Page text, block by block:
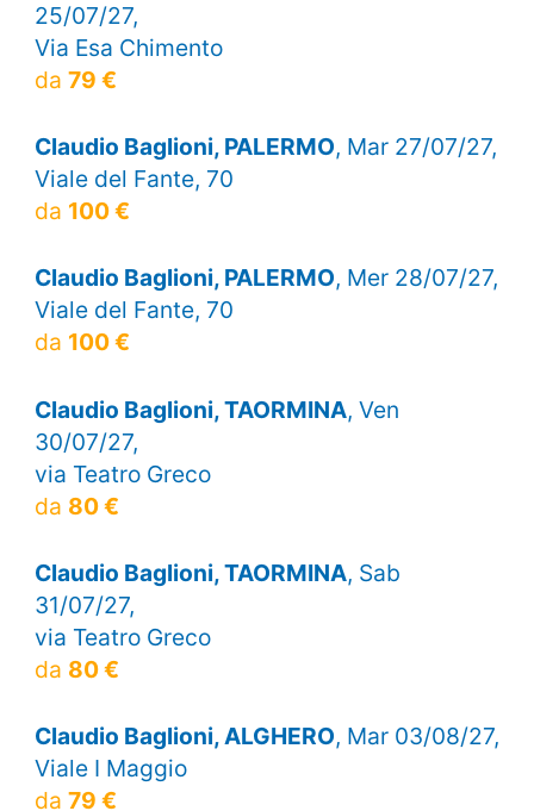
25/07/27,
Via Esa Chimento
da 79 €
Claudio Baglioni, PALERMO, Mar 27/07/27,
Viale del Fante, 70
da 100 €
Claudio Baglioni, PALERMO, Mer 28/07/27,
Viale del Fante, 70
da 100 €
Claudio Baglioni, TAORMINA, Ven
30/07/27,
via Teatro Greco
da 80 €
Claudio Baglioni, TAORMINA, Sab
31/07/27,
via Teatro Greco
da 80 €
Claudio Baglioni, ALGHERO, Mar 03/08/27,
Viale I Maggio
da 79 €